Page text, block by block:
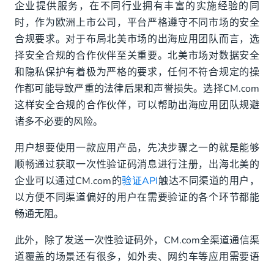
企业提供服务，在不同行业拥有丰富的实施经验的同
时，作为欧洲上市公司，平台严格遵守不同市场的安全
合规要求。对于布局北美市场的出海应用团队而言，选
择安全合规的合作伙伴至关重要。北美市场对数据安全
和隐私保护有着极为严格的要求，任何不符合规定的操
作都可能导致严重的法律后果和声誉损失。选择CM.com
这样安全合规的合作伙伴，可以帮助出海应用团队规避
诸多不必要的风险。
用户想要使用一款应用产品，先决步骤之一的就是能够
顺畅通过获取一次性验证码消息进行注册，出海北美的
企业可以通过CM.com的验证API触达不同渠道的用户，
以方便不同渠道偏好的用户在需要验证的各个环节都能
畅通无阻。
此外，除了发送一次性验证码外，CM.com全渠道通信渠
道覆盖的场景还有很多，如外卖、网约车等应用需要语